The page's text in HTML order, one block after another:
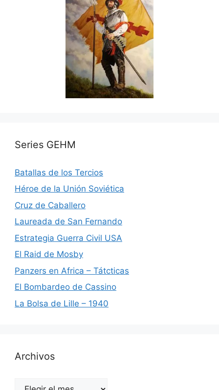
Series GEHM
Batallas de los Tercios
Héroe de la Unión Soviética
Cruz de Caballero
Laureada de San Fernando
Estrategia Guerra Civil USA
El Raid de Mosby
Panzers en Africa – Tátcticas
El Bombardeo de Cassino
La Bolsa de Lille – 1940
Archivos
Archivos